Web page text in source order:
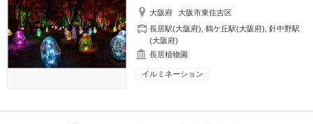
大阪府
大阪市東住吉区
長居駅(大阪府) ,鶴ケ丘駅(大阪府) ,針中野駅
(大阪府)
長居植物園
イルミネーション